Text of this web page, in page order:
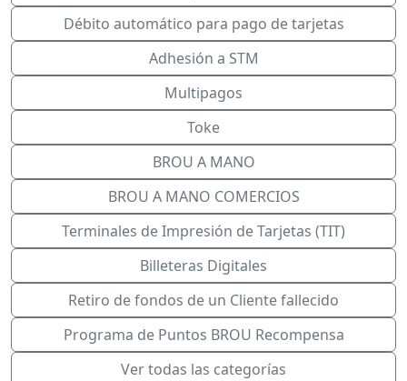
Débito automático para pago de tarjetas
Adhesión a STM
Multipagos
Toke
BROU A MANO
BROU A MANO COMERCIOS
Terminales de Impresión de Tarjetas (TIT)
Billeteras Digitales
Retiro de fondos de un Cliente fallecido
Programa de Puntos BROU Recompensa
Ver todas las categorías